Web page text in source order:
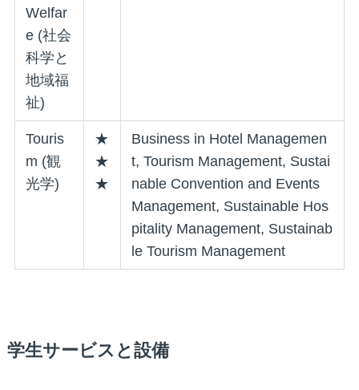
Welfar
e (社会
科学と
地域福
祉)
Touris
m (観
光学)
★
★
★
Business in Hotel Managemen
t, Tourism Management, Sustai
nable Convention and Events
Management, Sustainable Hos
pitality Management, Sustainab
le Tourism Management
学生サービスと設備